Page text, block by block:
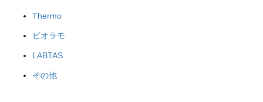
Thermo
ビオラモ
LABTAS
その他